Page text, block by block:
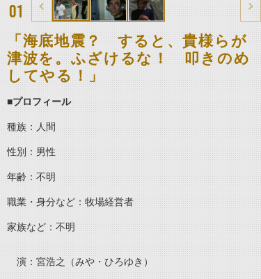
01
「海底地震？ すると、貴様らが
津波を。ふざけるな！ 叩きのめ
してやる！」
■プロフィール
種族：人間
性別：男性
年齢：不明
職業・身分など：牧場経営者
家族など：不明
演：宮浩之（みや・ひろゆき）